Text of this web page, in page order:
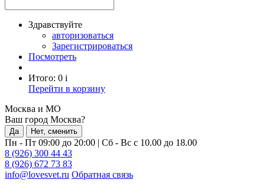
Здравствуйте
авторизоваться
Зарегистрироваться
Посмотреть
Итого: 0 i
Перейти в корзину
Москва и МО
Ваш город Москва?
Да Нет, сменить
Пн - Пт 09:00 до 20:00 | Сб - Вс с 10.00 до 18.00
8 (926) 300 44 43
8 (926) 672 73 83
info@lovesvet.ru Обратная связь